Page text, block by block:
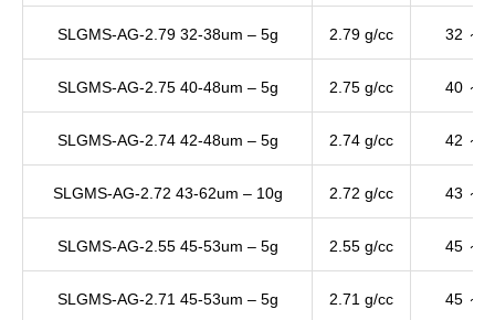
SLGMS-AG-2.79 32-38um – 5g 2.79 g/cc 32 ～
SLGMS-AG-2.75 40-48um – 5g 2.75 g/cc 40 ～
SLGMS-AG-2.74 42-48um – 5g 2.74 g/cc 42 ～
SLGMS-AG-2.72 43-62um – 10g 2.72 g/cc 43 ～
SLGMS-AG-2.55 45-53um – 5g 2.55 g/cc 45 ～
SLGMS-AG-2.71 45-53um – 5g 2.71 g/cc 45 ～